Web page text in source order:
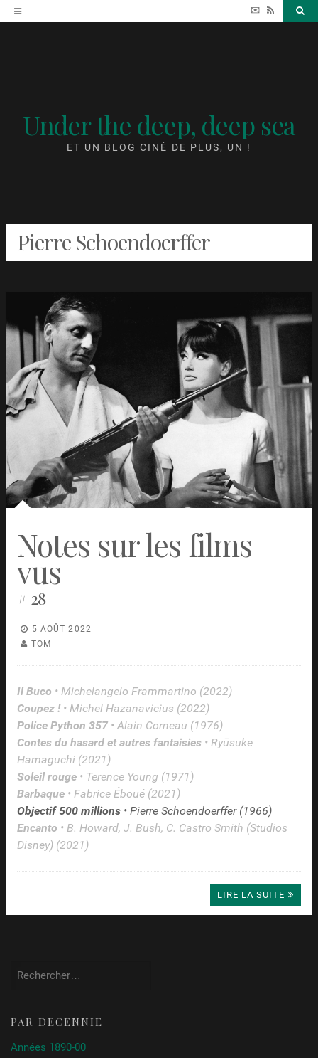
Accéder
au
✉ RSS
Under the deep, deep sea
ET UN BLOG CINÉ DE PLUS, UN !
Pierre Schoendoerffer
Notes sur les films
vus
# 28
5 AOÛT 2022
TOM
Il Buco • Michelangelo Frammartino (2022)
Coupez !• Michel Hazanavicius (2022)
Police Python 357 • Alain Corneau (1976)
Contes du hasard et autres fantaisies • Ryūsuke
Hamaguchi (2021)
Soleil rouge • Terence Young (1971)
Barbaque • Fabrice Éboué (2021)
Objectif 500 millions • Pierre Schoendoerffer (1966)
Encanto • B. Howard, J. Bush, C. Castro Smith (Studios
Disney) (2021)
LIRE LA SUITE
PAR DÉCENNIE
Années 1890-00